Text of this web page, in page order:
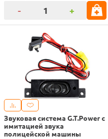
- +
Звуковая система G.T.Power с
имитацией звука
полицейской машины